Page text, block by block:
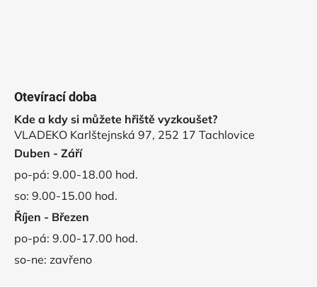
Otevírací doba
Kde a kdy si můžete hřiště vyzkoušet?
VLADEKO Karlštejnská 97, 252 17 Tachlovice
Duben - Září
po-pá: 9.00-18.00 hod.
so: 9.00-15.00 hod.
Říjen - Březen
po-pá: 9.00-17.00 hod.
so-ne: zavřeno